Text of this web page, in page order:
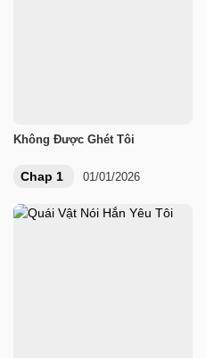
Không Được Ghét Tôi
Chap 1 01/01/2026